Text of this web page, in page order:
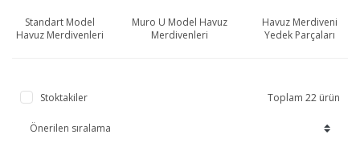
Standart Model
Havuz Merdivenleri
Muro U Model Havuz
Merdivenleri
Havuz Merdiveni
Yedek Parçaları
Stoktakiler Toplam 22 ürün